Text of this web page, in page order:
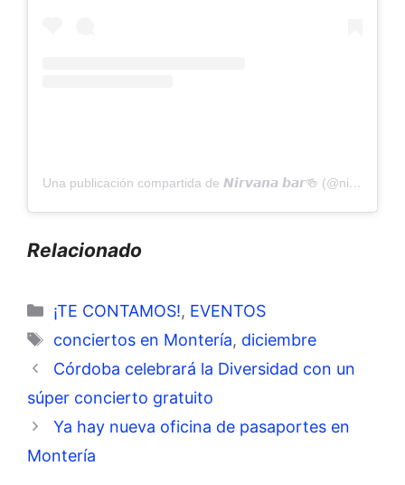
Una publicación compartida de 𝙉𝙞𝙧𝙫𝙖𝙣𝙖 𝙗𝙖𝙧🍻 (@nirvanabarmont)
Relacionado
Categorías
¡TE CONTAMOS!, EVENTOS
Etiquetas
conciertos en Montería, diciembre
Córdoba celebrará la Diversidad con un
súper concierto gratuito
Ya hay nueva oficina de pasaportes en
Montería